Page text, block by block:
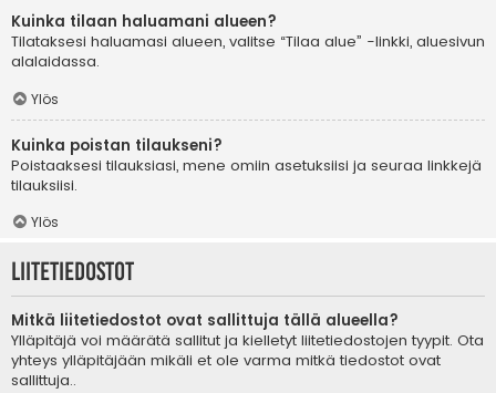
Kuinka tilaan haluamani alueen?
Tilataksesi haluamasi alueen, valitse “Tilaa alue” -linkki, aluesivun
alalaidassa.
Ylös
Kuinka poistan tilaukseni?
Poistaaksesi tilauksiasi, mene omiin asetuksiisi ja seuraa linkkejä
tilauksiisi.
Ylös
Liitetiedostot
Mitkä liitetiedostot ovat sallittuja tällä alueella?
Ylläpitäjä voi määrätä sallitut ja kielletyt liitetiedostojen tyypit. Ota
yhteys ylläpitäjään mikäli et ole varma mitkä tiedostot ovat
sallittuja..